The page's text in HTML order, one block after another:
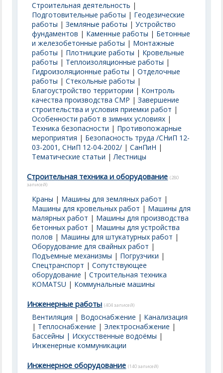
Строительная деятельность |
Подготовительные работы | Геодезические
работы |Земляные работы |Устройство
фундаментов | Каменные работы | Бетонные
и железобетонные работы | Монтажные
работы | Плотницкие работы | Кровельные
работы | Теплоизоляционные работы |
Гидроизоляционные работы |Отделочные
работы |Стекольные работы |
Благоустройство территории | Контроль
качества производства СМР |Завершение
строительства и условия приемки работ |
Особенности работ в зимних условиях |
Техника безопасности | Противопожарные
мероприятия | Безопасность труда /СНиП 12-
03-2001, СНиП 12-04-2002/ |СанПиН |
Тематические статьи |Лестницы
Строительная техника и оборудование (280
записей)
Краны | Машины для земляных работ |
Машины для кровельных работ | Машины для
малярных работ | Машины для производства
бетонных работ | Машины для устройства
полов | Машины для штукатурных работ |
Оборудование для свайных работ |
Подъемные механизмы | Погрузчики |
Спецтранспорт |Сопутствующее
оборудование |Строительная техника
KOMATSU | Коммунальные машины
Инженерные работы (404 записей)
Вентиляция | Водоснабжение | Канализация
| Теплоснабжение |Электроснабжение |
Бассейны | Искусственные водоёмы |
Инженерные коммуникации
Инженерное оборудование (140 записей)